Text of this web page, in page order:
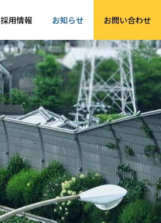
採用情報 お知らせ お問い合わせ